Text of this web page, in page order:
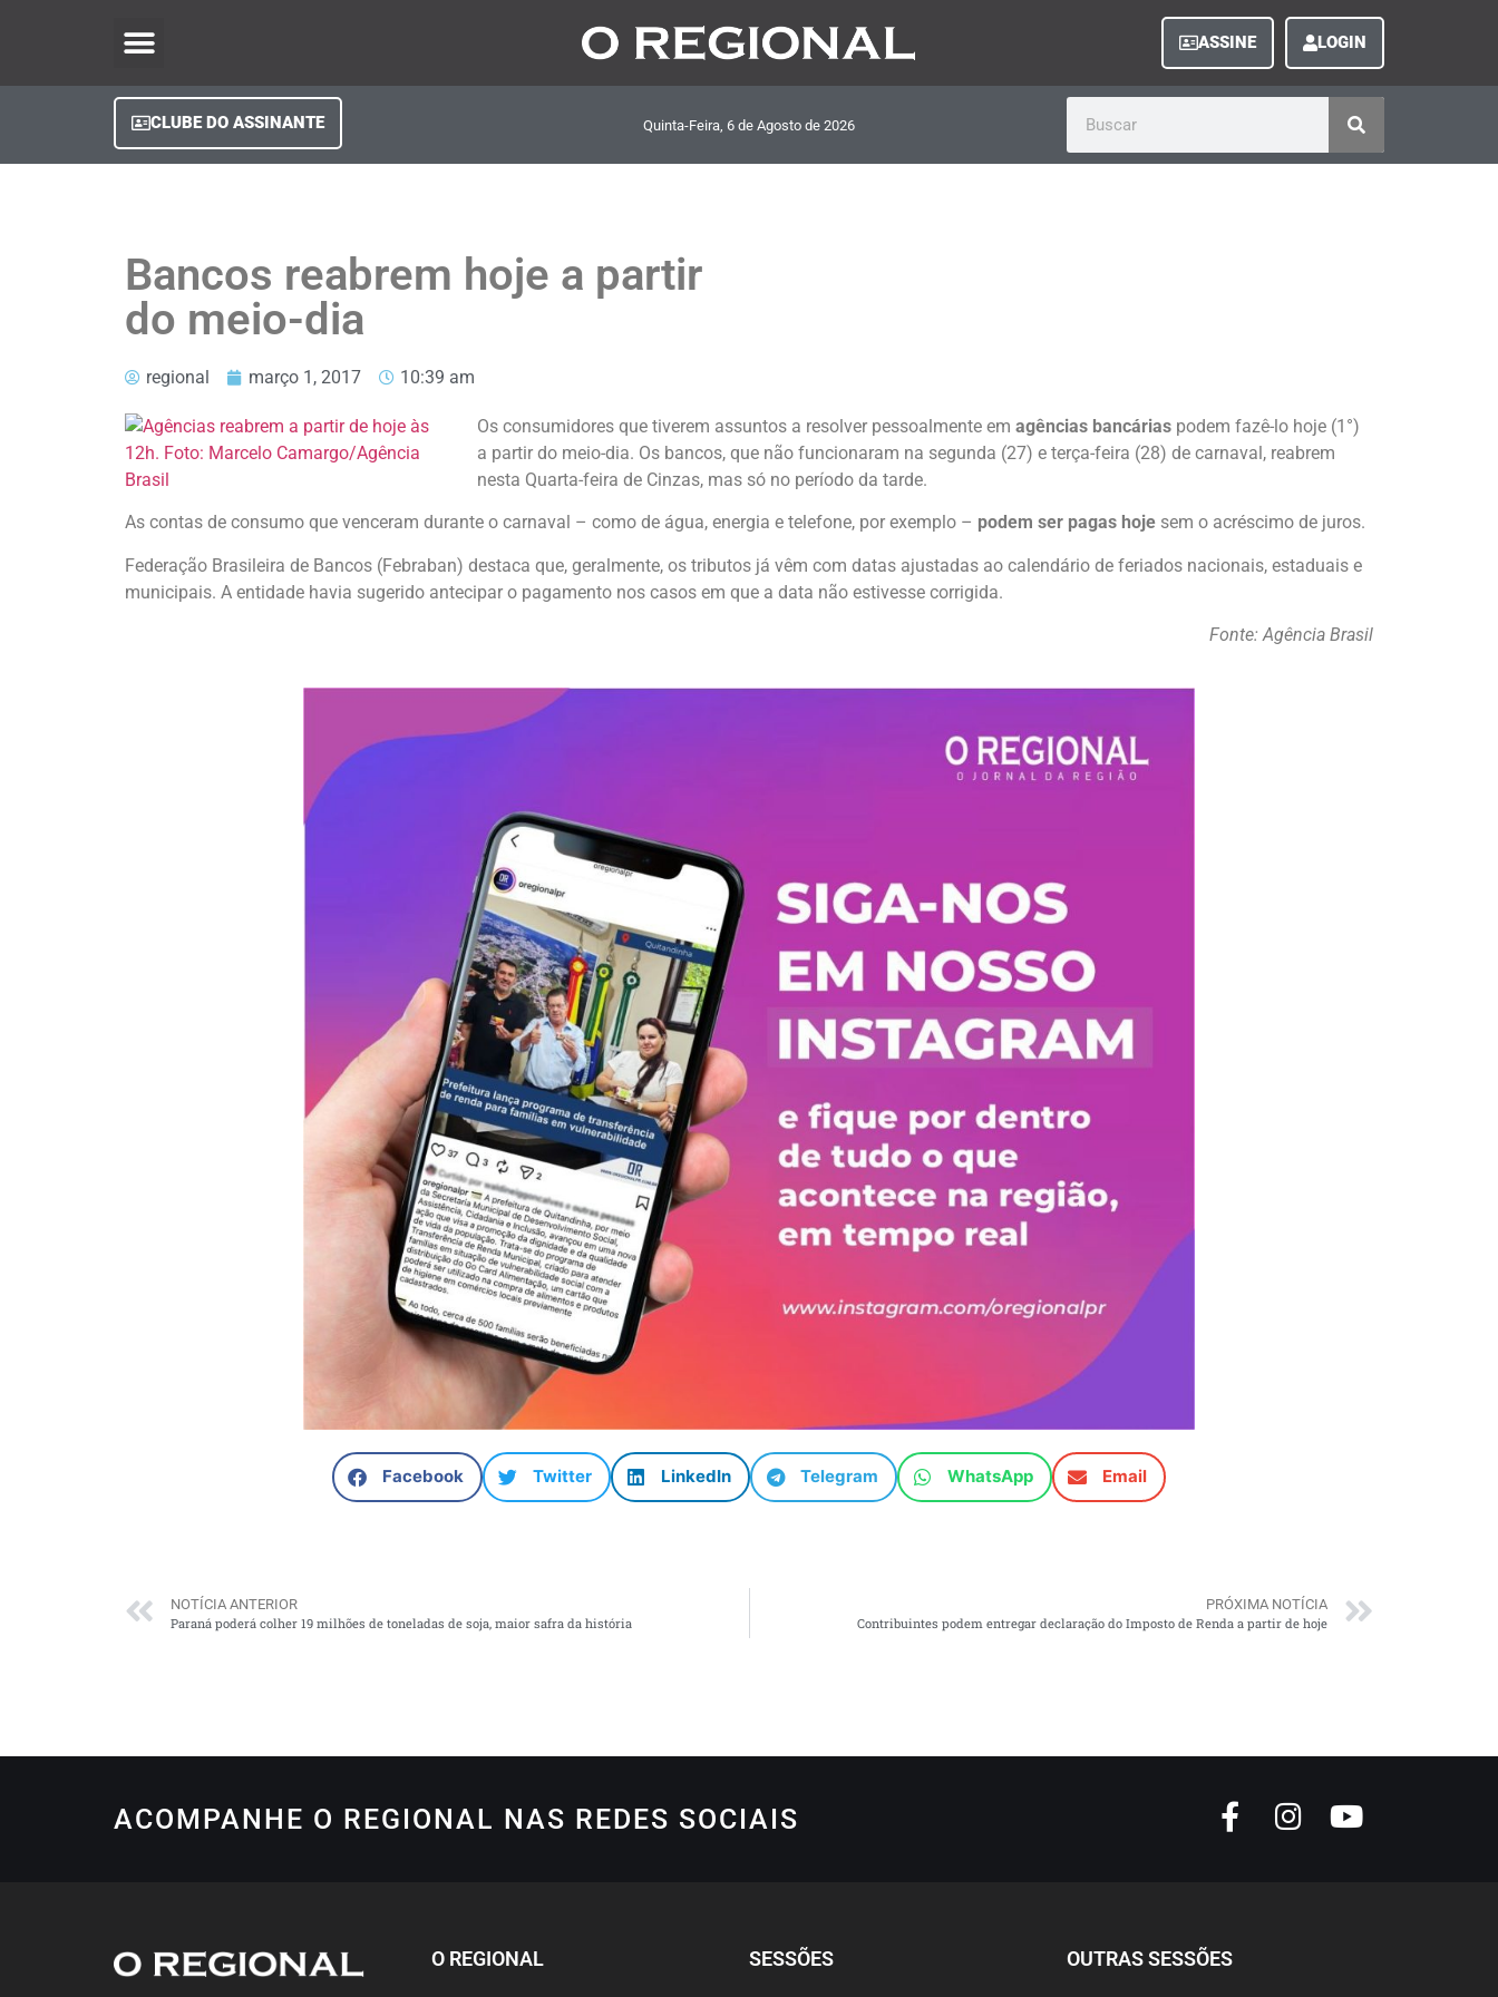
ASSINE LOGIN
CLUBE DO ASSINANTE Quinta-Feira, 6 de Agosto de 2026
Bancos reabrem hoje a partir
do meio-dia
regional março 1, 2017 10:39 am
Os consumidores que tiverem assuntos a resolver pessoalmente em agências bancárias podem fazê-lo hoje (1°)
a partir do meio-dia. Os bancos, que não funcionaram na segunda (27) e terça-feira (28) de carnaval, reabrem
nesta Quarta-feira de Cinzas, mas só no período da tarde.
As contas de consumo que venceram durante o carnaval – como de água, energia e telefone, por exemplo – podem ser pagas hoje sem o acréscimo de juros.
Federação Brasileira de Bancos (Febraban) destaca que, geralmente, os tributos já vêm com datas ajustadas ao calendário de feriados nacionais, estaduais e
municipais. A entidade havia sugerido antecipar o pagamento nos casos em que a data não estivesse corrigida.
Fonte: Agência Brasil
Facebook Twitter LinkedIn Telegram WhatsApp Email
NOTÍCIA ANTERIOR
Paraná poderá colher 19 milhões de toneladas de soja, maior safra da história
PRÓXIMA NOTÍCIA
Contribuintes podem entregar declaração do Imposto de Renda a partir de hoje
ACOMPANHE O REGIONAL NAS REDES SOCIAIS
O REGIONAL SESSÕES OUTRAS SESSÕES